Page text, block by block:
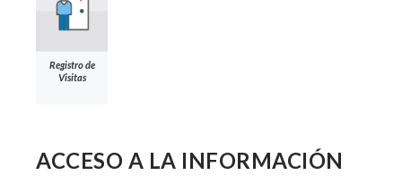
Registro de
Visitas
ACCESO A LA INFORMACIÓN